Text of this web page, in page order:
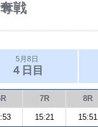
戦
5月8日
４日目
7R 8R
15:21 15:51